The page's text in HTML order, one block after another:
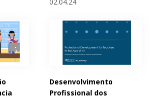
Desenvolvimento
Profissional dos